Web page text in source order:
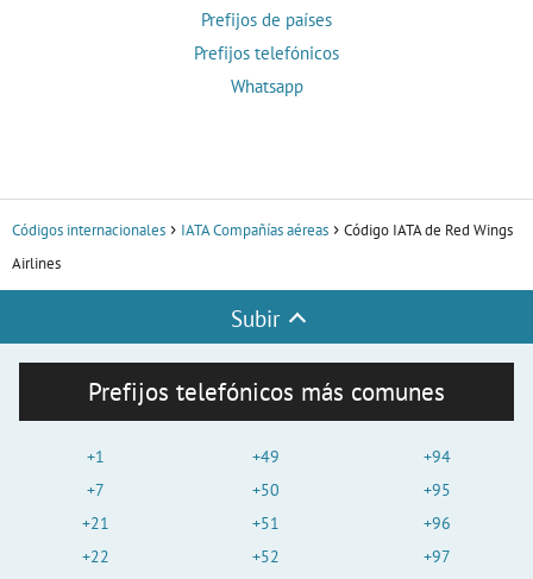
Prefijos de países
Prefijos telefónicos
Whatsapp
Códigos internacionales IATA Compañías aéreas
Código IATA de Red Wings
Airlines
Subir
Prefijos telefónicos más comunes
+1
+7
+21
+22
+49
+50
+51
+52
+94
+95
+96
+97